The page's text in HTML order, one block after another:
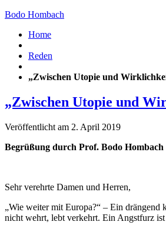
Bodo Hombach
Home
Reden
„Zwischen Utopie und
„Zwischen Utopie und
Veröffentlicht am 2. April 2019
Begrüßung durch Prof. Bodo Hombach
Sehr verehrte Damen und Herren,
„Wie weiter mit Europa?“ – Ein
nicht wehrt, lebt verkehrt. Ein Angstfurz